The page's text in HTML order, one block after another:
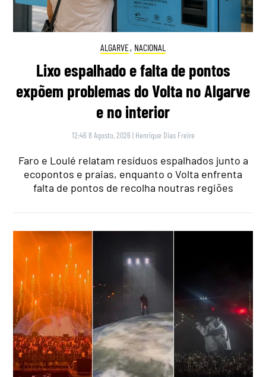
ALGARVE, NACIONAL
Lixo espalhado e falta de pontos
expõem problemas do Volta no Algarve
e no interior
12:46 8 Agosto, 2026 | Henrique Dias Freire
Faro e Loulé relatam resíduos espalhados junto a
ecopontos e praias, enquanto o Volta enfrenta
falta de pontos de recolha noutras regiões